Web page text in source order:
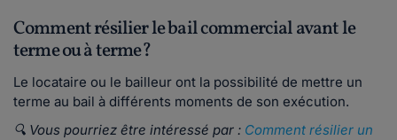
Comment résilier le bail commercial avant le
terme ou à terme?
Le locataire ou le bailleur ont la possibilité de mettre un
terme au bail à différents moments de son exécution.
🔍 Vous pourriez être intéressé par : Comment résilier un